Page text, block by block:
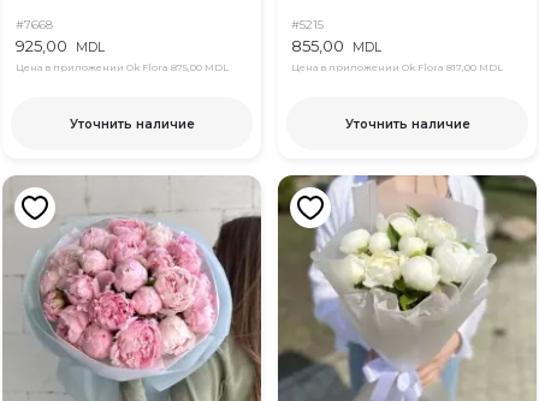
#7668
925,00 MDL
Цена в приложении Ok Flora 875,00 MDL
Уточнить наличие
#5215
855,00 MDL
Цена в приложении Ok Flora 817,00 MDL
Уточнить наличие